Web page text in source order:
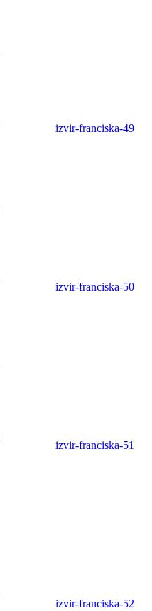
izvir-franciska-49
izvir-franciska-50
izvir-franciska-51
izvir-franciska-52